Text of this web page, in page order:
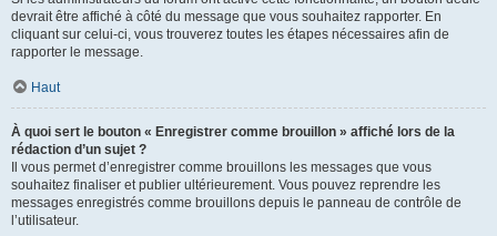
devrait être affiché à côté du message que vous souhaitez rapporter. En
cliquant sur celui-ci, vous trouverez toutes les étapes nécessaires afin de
rapporter le message.
Haut
À quoi sert le bouton « Enregistrer comme brouillon » affiché lors de la
rédaction d’un sujet ?
Il vous permet d’enregistrer comme brouillons les messages que vous
souhaitez finaliser et publier ultérieurement. Vous pouvez reprendre les
messages enregistrés comme brouillons depuis le panneau de contrôle de
l’utilisateur.